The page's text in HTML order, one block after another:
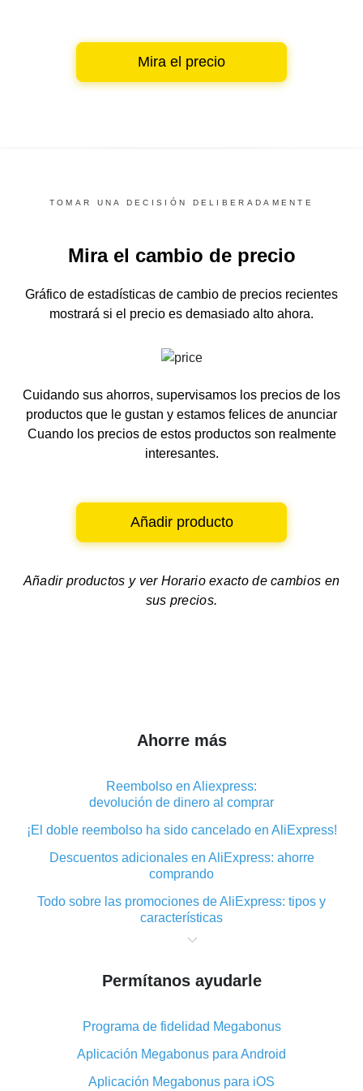
Mira el precio
TOMAR UNA DECISIÓN DELIBERADAMENTE
Mira el cambio de precio
Gráfico de estadísticas de cambio de precios recientes
mostrará si el precio es demasiado alto ahora.
Cuidando sus ahorros, supervisamos los precios de los
productos que le gustan y estamos felices de anunciar
Cuando los precios de estos productos son realmente
interesantes.
Añadir producto
Añadir productos y verHorario exacto de cambios en
sus precios.
Ahorre más
Reembolso en Aliexpress:
devolución de dinero al comprar
¡El doble reembolso ha sido cancelado en AliExpress!
Descuentos adicionales en AliExpress: ahorre
comprando
Todo sobre las promociones de AliExpress: tipos y
características
Qué es el reembolso «cashback» en AliExpress:
Dónde descargar la aplicación de reembolso en
En qué consiste el complemento de reembolso de
AliExpress y cuáles son sus ventajas
Reembolso desde la aplicación móvil de AliExpress:
Permítanos ayudarle
Programa de fidelidad Megabonus
Aplicación Megabonus para Android
Aplicación Megabonus para iOS